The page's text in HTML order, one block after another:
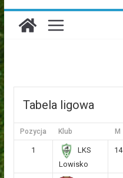
Tabela ligowa
Pozycja Klub M
1
LKS
Lowisko
14